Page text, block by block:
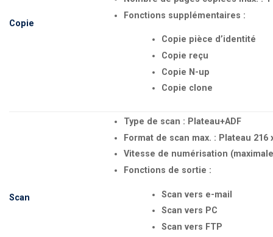
Copie
Fonctions supplémentaires :
Copie pièce d’identité
Copie reçu
Copie N-up
Copie clone
Scan
Type de scan : Plateau+ADF
Format de scan max. : Plateau 216
Vitesse de numérisation
Fonctions de sortie :
Scan vers e-mail
Scan vers PC
Scan vers FTP